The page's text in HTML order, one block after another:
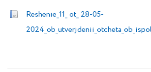
Reshenie_11_ ot_ 28-05-